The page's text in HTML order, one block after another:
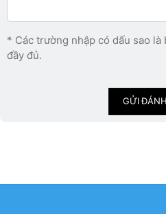
* Các trường nhập có dấu sao
đầy đủ.
GỬI